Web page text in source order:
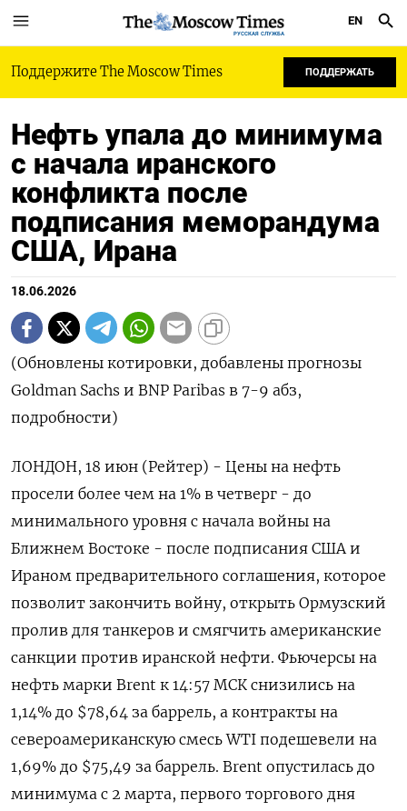
РУССКАЯ СЛУЖБА
EN
Поддержите The Moscow Times ПОДДЕРЖАТЬ
Нефть упала до минимума
с начала иранского
конфликта после
подписания меморандума
США, Ирана
18.06.2026
(Обновлены котировки, добавлены прогнозы
Goldman Sachs и BNP Paribas в 7-9 абз,
подробности)
ЛОНДОН, 18 июн (Рейтер) - Цены на нефть
просели более чем на 1% в четверг - до
минимального ‌уровня с начала войны на
Ближнем Востоке - после подписания США и
Ираном предварительного соглашения, которое
позволит закончить войну, открыть Ормузский
пролив для танкеров и смягчить американские
санкции против иранской ​нефти. Фьючерсы на
нефть марки ​Brent к 14:57 ​МСК снизились ⁠на
1,14% до $78,64 за баррель, а контракты на
североамериканскую смесь ‌WTI подешевели на
1,69% до $75,49 за ‌баррель. Brent опустилась до
минимума с 2 марта, первого торгового дня